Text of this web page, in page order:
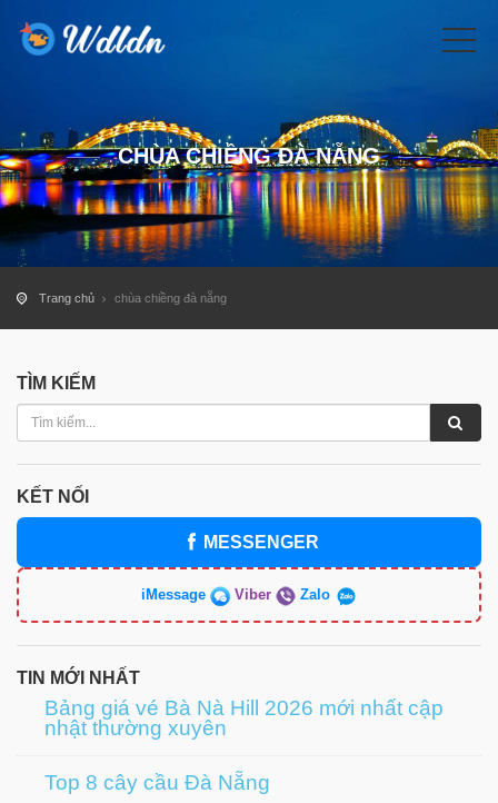
CHÙA CHIỀNG ĐÀ NẴNG
Trang chủ chùa chiềng đà nẵng
TÌM KIẾM
KẾT NỐI
MESSENGER
iMessage Viber Zalo
TIN MỚI NHẤT
Bảng giá vé Bà Nà Hill 2026 mới nhất cập
nhật thường xuyên
Top 8 cây cầu Đà Nẵng